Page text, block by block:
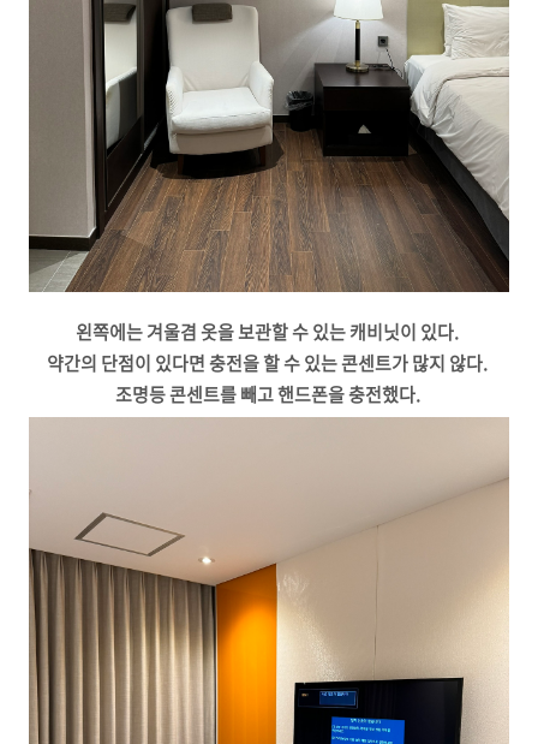
왼쪽에는 겨울겸 옷을 보관할 수 있는 캐비닛이 있다.
약간의 단점이 있다면 충전을 할 수 있는 콘센트가 많지 않다.
조명등 콘센트를 빼고 핸드폰을 충전했다.